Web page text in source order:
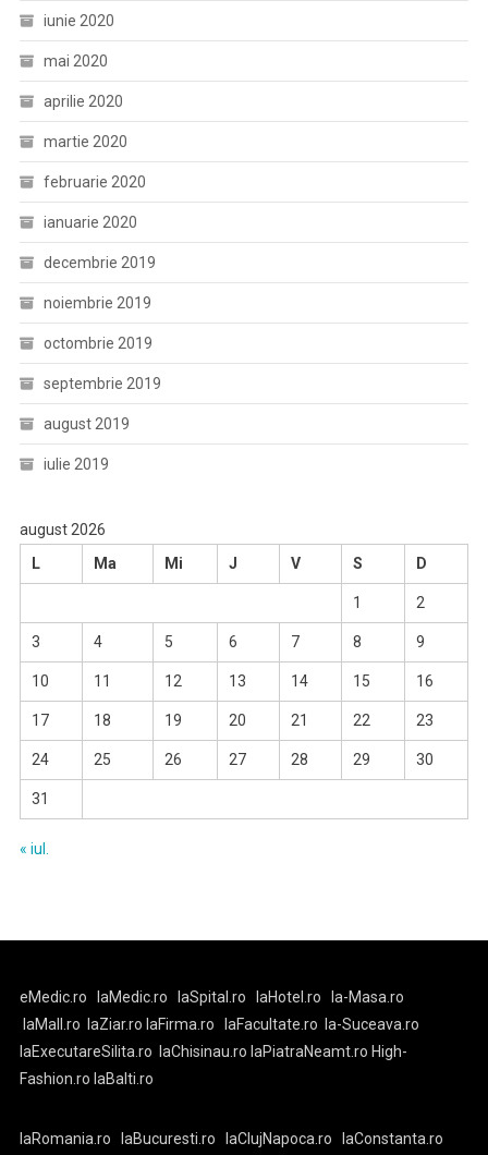
iunie 2020
mai 2020
aprilie 2020
martie 2020
februarie 2020
ianuarie 2020
decembrie 2019
noiembrie 2019
octombrie 2019
septembrie 2019
august 2019
iulie 2019
august 2026
L
Ma Mi J V S D
1 2
3 4 5 6 7 8 9
10 11 12 13 14 15 16
17 18 19 20 21 22 23
24 25 26 27 28 29 30
31
« iul.
eMedic.ro laMedic.ro laSpital.ro laHotel.ro
la-Masa.ro
laMall.ro laZiar.rolaFirma.ro laFacultate.ro la-Suceava.ro
laExecutareSilita.ro laChisinau.ro laPiatraNeamt.ro High-
Fashion.ro laBalti.ro
laRomania.ro laBucuresti.ro laClujNapoca.ro laConstanta.ro